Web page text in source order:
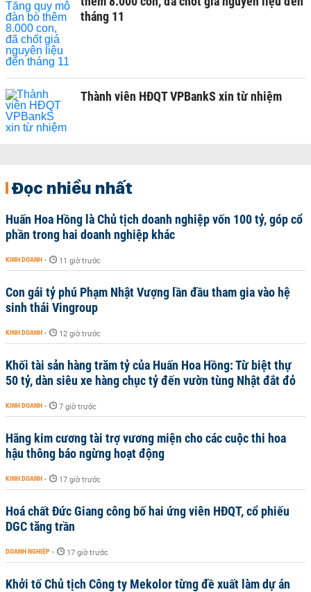
tháng 11
Thành viên HĐQT VPBankS xin từ nhiệm
Đọc nhiều nhất
Huấn Hoa Hồng là Chủ tịch doanh nghiệp vốn 100 tỷ, góp cổ
phần trong hai doanh nghiệp khác
KINH DOANH - 11 giờ trước
Con gái tỷ phú Phạm Nhật Vượng lần đầu tham gia vào hệ
sinh thái Vingroup
KINH DOANH - 12 giờ trước
Khối tài sản hàng trăm tỷ của Huấn Hoa Hồng: Từ biệt thự
50 tỷ, dàn siêu xe hàng chục tỷ đến vườn tùng Nhật đắt đỏ
KINH DOANH - 7 giờ trước
Hãng kim cương tài trợ vương miện cho các cuộc thi hoa
hậu thông báo ngừng hoạt động
KINH DOANH - 17 giờ trước
Hoá chất Đức Giang công bố hai ứng viên HĐQT, cổ phiếu
DGC tăng trần
DOANH NGHIỆP - 17 giờ trước
Khởi tố Chủ tịch Công ty Mekolor từng đề xuất làm dự án